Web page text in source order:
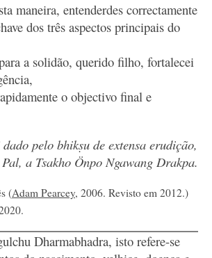
maneira, entenderdes correctamente
dos três aspectos principais do
a solidão, querido filho, fortalecei
o objectivo final e
pelo bhikṣu de extensa erudição,
a Tsakho Önpo Ngawang Drakpa.
(Adam Pearcey, 2006. Revisto em 2012.)
Dharmabhadra, isto refere-se